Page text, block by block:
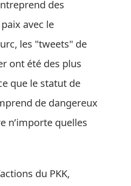
des
avec le
les "tweets" de
ont été des plus
que le statut de
de dangereux
n’importe quelles
du PKK,